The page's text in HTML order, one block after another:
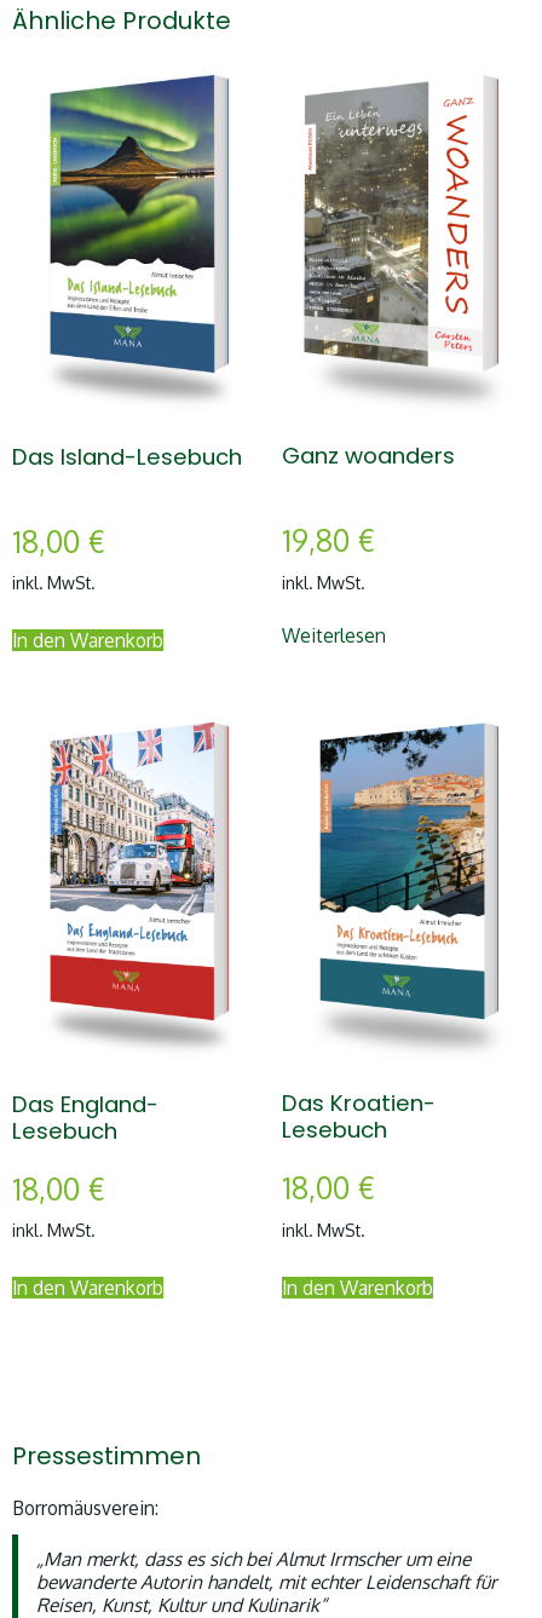
Ähnliche Produkte
Das Island-Lesebuch
18,00 €
inkl. MwSt.
In den Warenkorb
Ganz woanders
19,80 €
inkl. MwSt.
Weiterlesen
Das England-
Lesebuch
18,00 €
inkl. MwSt.
In den Warenkorb
Das Kroatien-
Lesebuch
18,00 €
inkl. MwSt.
In den Warenkorb
Pressestimmen
Borromäusverein:
„Man merkt, dass es sich bei Almut Irmscher um eine
bewanderte Autorin handelt, mit echter Leidenschaft für
Reisen, Kunst, Kultur und Kulinarik“